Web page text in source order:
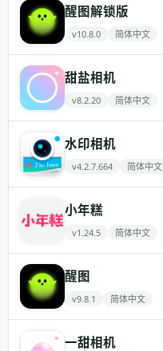
醒图解锁版
v10.8.0 简体中文
甜盐相机
v8.2.20 简体中文
水印相机
v4.2.7.664 简体中文
小年糕
v1.24.5 简体中文
醒图
v9.8.1 简体中文
一甜相机